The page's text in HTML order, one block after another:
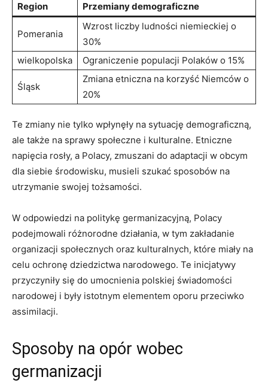
Region Przemiany ​demograficzne
Pomerania
Wzrost liczby ludności niemieckiej o
30%
wielkopolska
Ograniczenie populacji Polaków o 15%
Śląsk
Zmiana etniczna na korzyść Niemców o
20%
Te zmiany nie⁤ tylko wpłynęły na sytuację demograficzną,
ale także na​ sprawy społeczne i kulturalne. Etniczne
⁤napięcia rosły, ​a ⁤Polacy, zmuszani do adaptacji w obcym
dla siebie środowisku, musieli szukać sposobów na
utrzymanie swojej⁤ tożsamości.
W odpowiedzi na politykę germanizacyjną, Polacy
podejmowali różnorodne‍ działania, ​w tym zakładanie
organizacji społecznych oraz kulturalnych, które miały na
celu ochronę dziedzictwa narodowego. Te inicjatywy
‍przyczyniły⁢ się do umocnienia polskiej świadomości
narodowej i były istotnym elementem oporu przeciwko
assimilacji.
Sposoby na opór wobec
germanizacji